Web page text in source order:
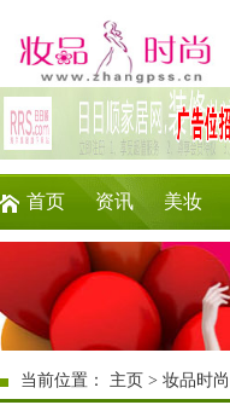
首页 资讯 美妆
企业 游戏
当前位置： 主页 >妆品时尚